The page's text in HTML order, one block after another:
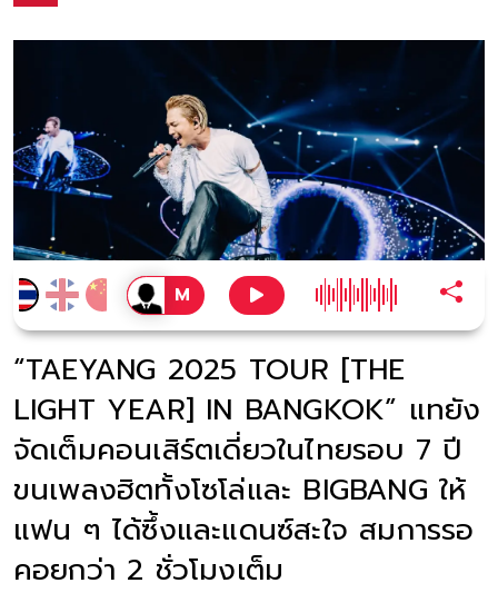
“TAEYANG 2025 TOUR [THE
LIGHT YEAR] IN BANGKOK” แทยัง
จัดเต็มคอนเสิร์ตเดี่ยวในไทยรอบ 7 ปี
ขนเพลงฮิตทั้งโซโล่และ BIGBANG ให้
แฟน ๆ ได้ซึ้งและแดนซ์สะใจ สมการรอ
คอยกว่า 2 ชั่วโมงเต็ม